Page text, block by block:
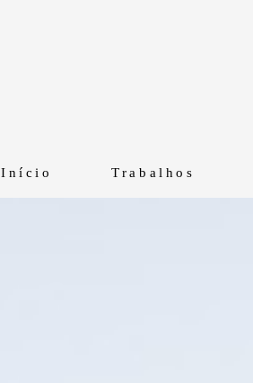
Início Trabalhos